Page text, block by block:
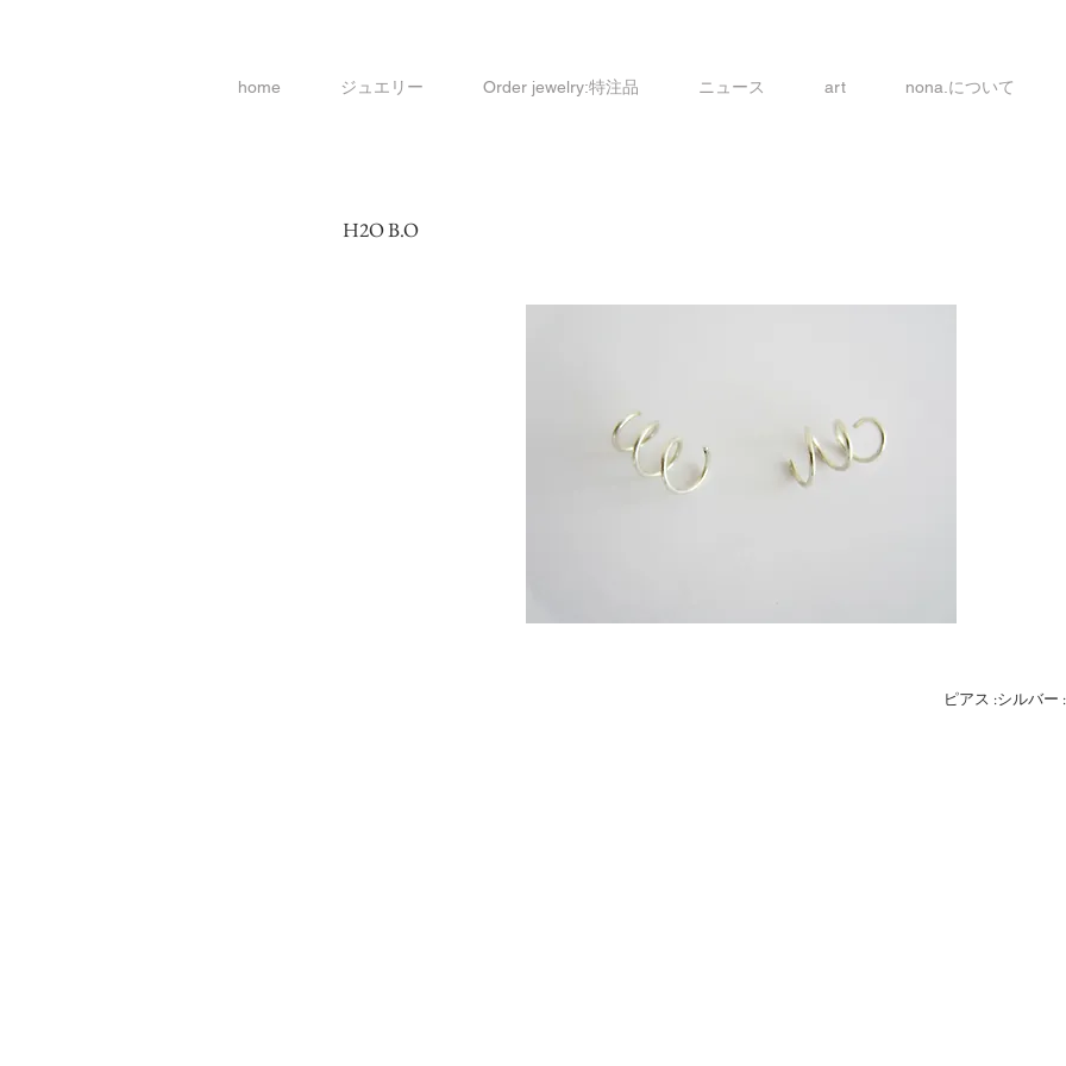
home ジュエリー Order jewelry:特注品 ニュース art nona.について
H2O B.O
ピアス :シルバー